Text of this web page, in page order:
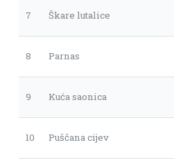
7 Škare lutalice
8 Parnas
9 Kuća saonica
10 Puščana cijev